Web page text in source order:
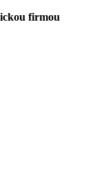
firmou